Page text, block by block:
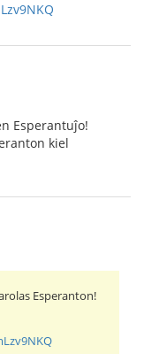
Esperantuĵo!
kiel
Esperanton!